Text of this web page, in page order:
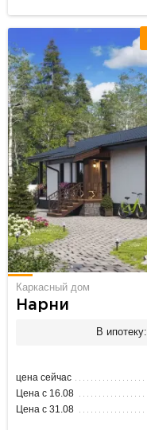
Каркасный дом
Нарни
В ипотеку:
цена сейчас
Цена с 16.08
Цена с 31.08